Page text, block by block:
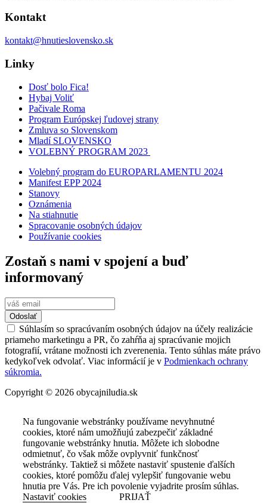
Kontakt
kontakt@hnutieslovensko.sk
Linky
Dosť bolo Fica!
Hybaj Voliť
Pačivale Roma
Program Európskej ľudovej strany
Zmluva so Slovenskom
Mladí SLOVENSKO
VOLEBNÝ PROGRAM 2023
Volebný program do EUROPARLAMENTU 2024
Manifest EPP 2024
Stanovy
Oznámenia
Na stiahnutie
Spracovanie osobných údajov
Používanie cookies
Zostaň s nami v spojení a buď
informovaný
Odoslať
Súhlasím so spracúvaním osobných údajov na účely realizácie
priameho marketingu a PR, čo zahŕňa aj spracúvanie mojich
fotografií, vrátane možnosti ich zverenenia. Tento súhlas máte právo
kedykoľvek odvolať. Viac informácií je v Podmienkach ochrany
súkromia.
Copyright © 2026 obycajniludia.sk
Na fungovanie webstránky používame nevyhnutné
cookies, ktoré nám umožňujú zabezpečiť základné
fungovanie webstránky hnutia. Môžete ich slobodne
odmietnuť, čo však môže ovplyvniť funkčnosť
webstránky. Taktiež si môžete nastaviť spustenie ďalších
cookies, ktoré pomôžu ďalej vylepšiť fungovanie webu
hnutia pre Vás. Pre ich povolenie vyjadrite prosím súhlas.
Nastaviť cookies
PRIJAŤ